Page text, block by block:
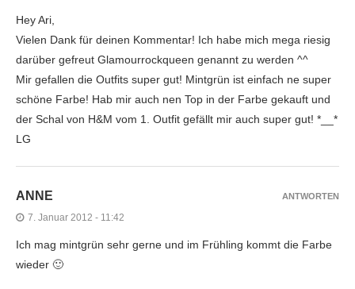
Hey Ari,
Vielen Dank für deinen Kommentar! Ich habe mich mega riesig
darüber gefreut Glamourrockqueen genannt zu werden ^^
Mir gefallen die Outfits super gut! Mintgrün ist einfach ne super
schöne Farbe! Hab mir auch nen Top in der Farbe gekauft und
der Schal von H&M vom 1. Outfit gefällt mir auch super gut! *__*
LG
ANNE
7. Januar 2012 - 11:42
Ich mag mintgrün sehr gerne und im Frühling kommt die Farbe
wieder 🙂
ANTWORTEN